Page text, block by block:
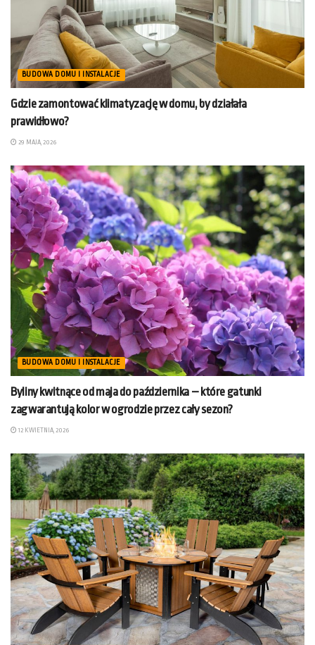
BUDOWA DOMU I INSTALACJE
Gdzie zamontować klimatyzację w domu, by działała
prawidłowo?
29 MAJA, 2026
BUDOWA DOMU I INSTALACJE
Byliny kwitnące od maja do października – które gatunki
zagwarantują kolor w ogrodzie przez cały sezon?
12 KWIETNIA, 2026